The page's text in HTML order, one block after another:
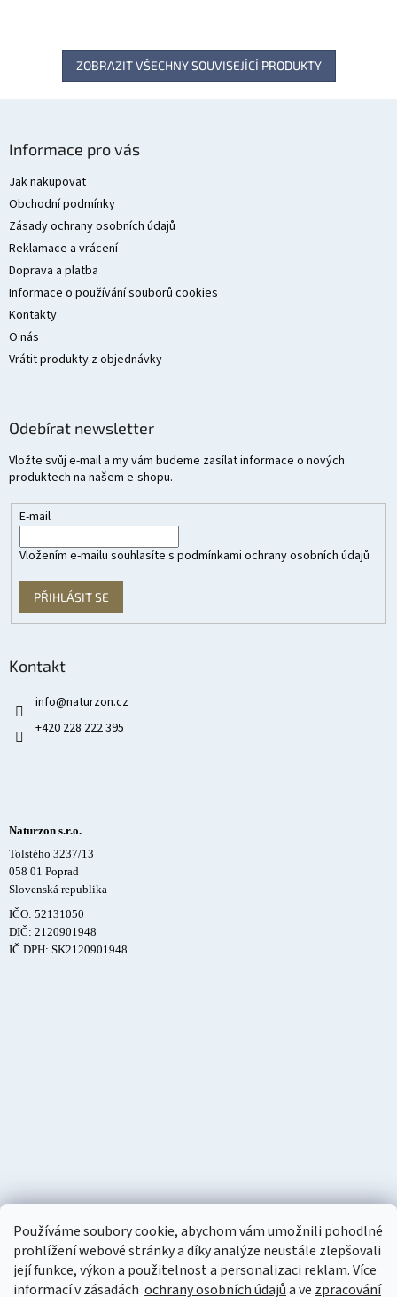
Používáme soubory cookie, abychom vám umožnili pohodlné
prohlížení webové stránky a díky analýze neustále zlepšovali
její funkce, výkon a použitelnost a personalizaci reklam. Více
informací v zásadách ochrany osobních údajůa ve zpracování
ZOBRAZIT VŠECHNY SOUVISEJÍCÍ PRODUKTY
Informace pro vás
Jak nakupovat
Obchodní podmínky
Zásady ochrany osobních údajů
Reklamace a vrácení
Doprava a platba
Informace o používání souborů cookies
Kontakty
O nás
Vrátit produkty z objednávky
Odebírat newsletter
Vložte svůj e-mail a my vám budeme zasílat informace o nových
produktech na našem e-shopu.
E-mail
Vložením e-mailu souhlasíte s podmínkami ochrany osobních údajů
PŘIHLÁSIT SE
Kontakt
info@naturzon.cz
+420 228 222 395
Naturzon s.r.o.
Tolstého 3237/13
058 01 Poprad
Slovenská republika
IČO: 52131050
DIČ: 2120901948
IČ DPH: SK2120901948